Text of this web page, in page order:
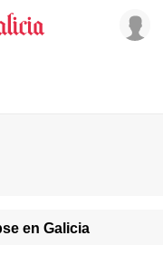
en Galicia